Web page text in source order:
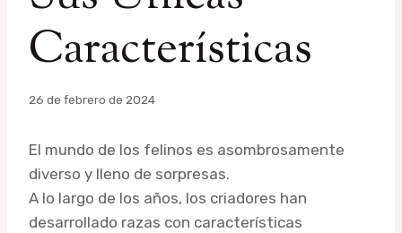
Características
Por
26 de febrero de 2024
El mundo de los felinos es asombrosamente
diverso y lleno de sorpresas.
A lo largo de los años, los criadores han
desarrollado razas con características